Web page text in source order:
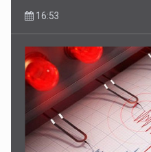
Corab satdığı deyilən qazi
11:40
16:53